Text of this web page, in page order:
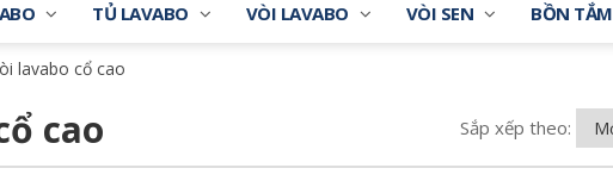
TỦ LAVABO VÒI LAVABO VÒI SEN BỒN TẮM
lavabo cổ cao
cao Sắp xếp theo: